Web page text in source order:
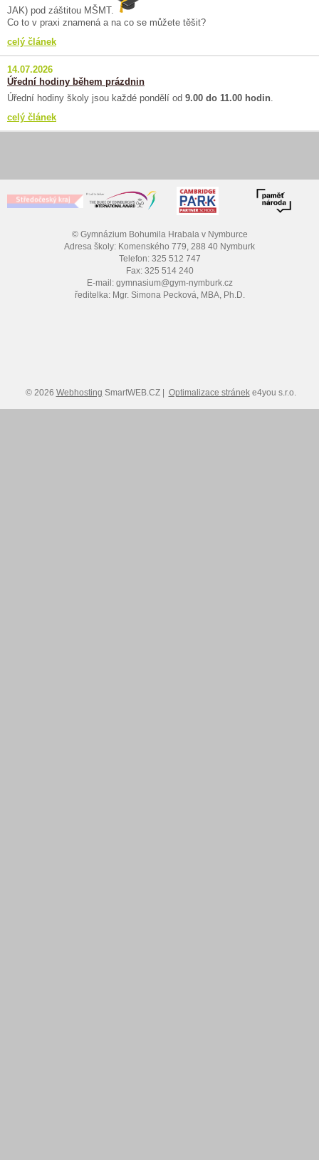
JAK) pod záštitou MŠMT.
Co to v praxi znamená a na co se můžete těšit?
celý článek
14.07.2026
Úřední hodiny během prázdnin
Úřední hodiny školy jsou každé pondělí od 9.00 do 11.00 hodin.
celý článek
© Gymnázium Bohumila Hrabala v Nymburce
Adresa školy: Komenského 779, 288 40 Nymburk
Telefon: 325 512 747
Fax: 325 514 240
E-mail: gymnasium@gym-nymburk.cz
ředitelka: Mgr. Simona Pecková, MBA, Ph.D.
© 2026 Webhosting SmartWEB.CZ | Optimalizace stráneke4you s.r.o.